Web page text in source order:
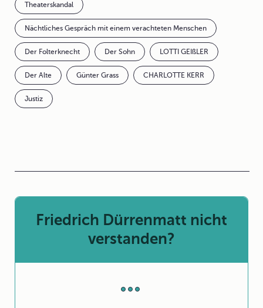
Theaterskandal
Nächtliches Gespräch mit einem verachteten Menschen
Der Folterknecht Der Sohn LOTTI GEIßLER
Der Alte Günter Grass CHARLOTTE KERR
Justiz
Friedrich Dürrenmatt nicht
verstanden?